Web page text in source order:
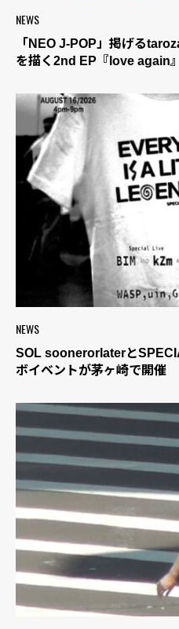
NEWS
「NEO J-POP」掲げる
を描く2nd EP『love again
NEWS
SOL soonerorlaterと
ボイベントが茅ヶ崎で開催